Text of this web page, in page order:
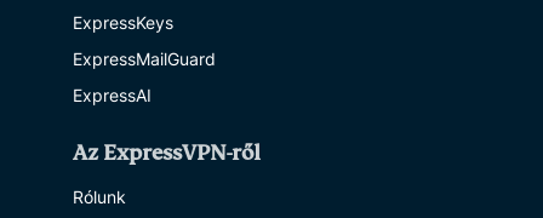
ExpressKeys
ExpressMailGuard
ExpressAI
Az ExpressVPN-ről
Rólunk